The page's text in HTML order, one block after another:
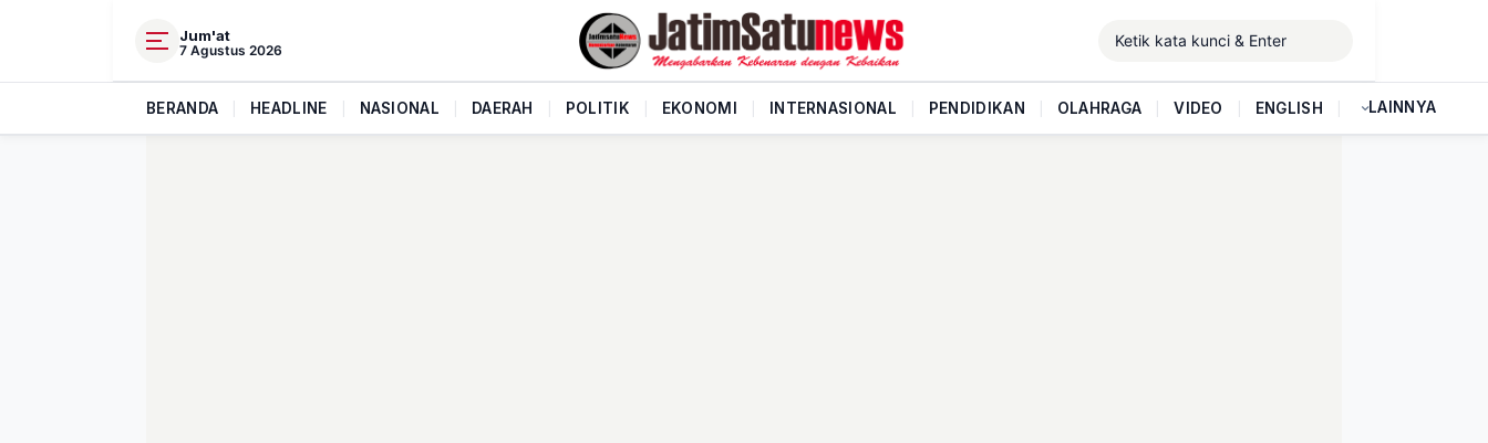
Jum'at
7 Agustus 2026
BERANDA HEADLINE NASIONAL DAERAH POLITIK EKONOMI INTERNASIONAL PENDIDIKAN OLAHRAGA VIDEO ENGLISH LAINNYA